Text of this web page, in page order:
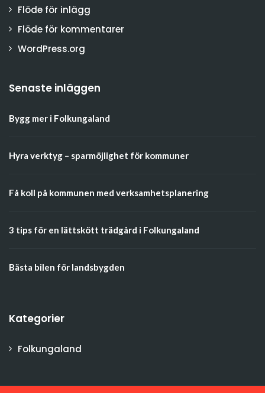
Flöde för inlägg
Flöde för kommentarer
WordPress.org
Senaste inläggen
Bygg mer i Folkungaland
Hyra verktyg – sparmöjlighet för kommuner
Få koll på kommunen med verksamhetsplanering
3 tips för en lättskött trädgård i Folkungaland
Bästa bilen för landsbygden
Kategorier
Folkungaland